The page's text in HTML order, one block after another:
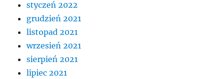
styczeń 2022
grudzień 2021
listopad 2021
wrzesień 2021
sierpień 2021
lipiec 2021